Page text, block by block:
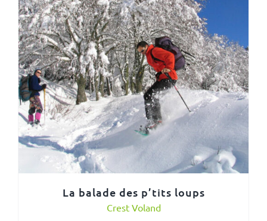
La balade des p’tits loups
Crest Voland